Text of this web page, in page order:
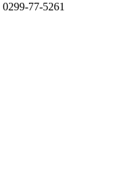
0299-77-5261